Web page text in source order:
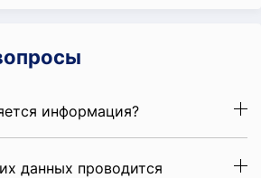
информация?
данных проводится